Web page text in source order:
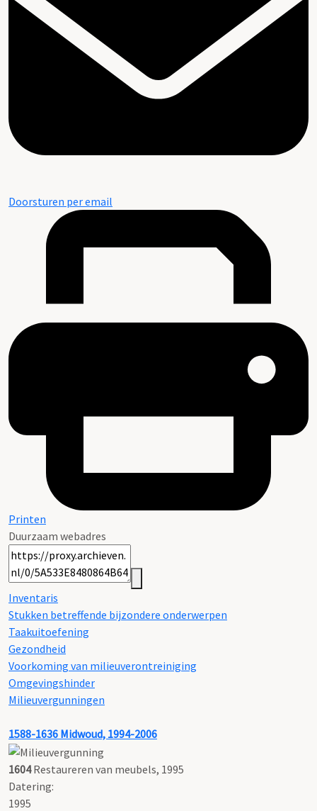
Doorsturen per email
Printen
Duurzaam webadres
Inventaris
Stukken betreffende bijzondere onderwerpen
Taakuitoefening
Gezondheid
Voorkoming van milieuverontreiniging
Omgevingshinder
Milieuvergunningen
1588-1636 Midwoud, 1994-2006
1604Restaureren van meubels, 1995
Datering:
1995